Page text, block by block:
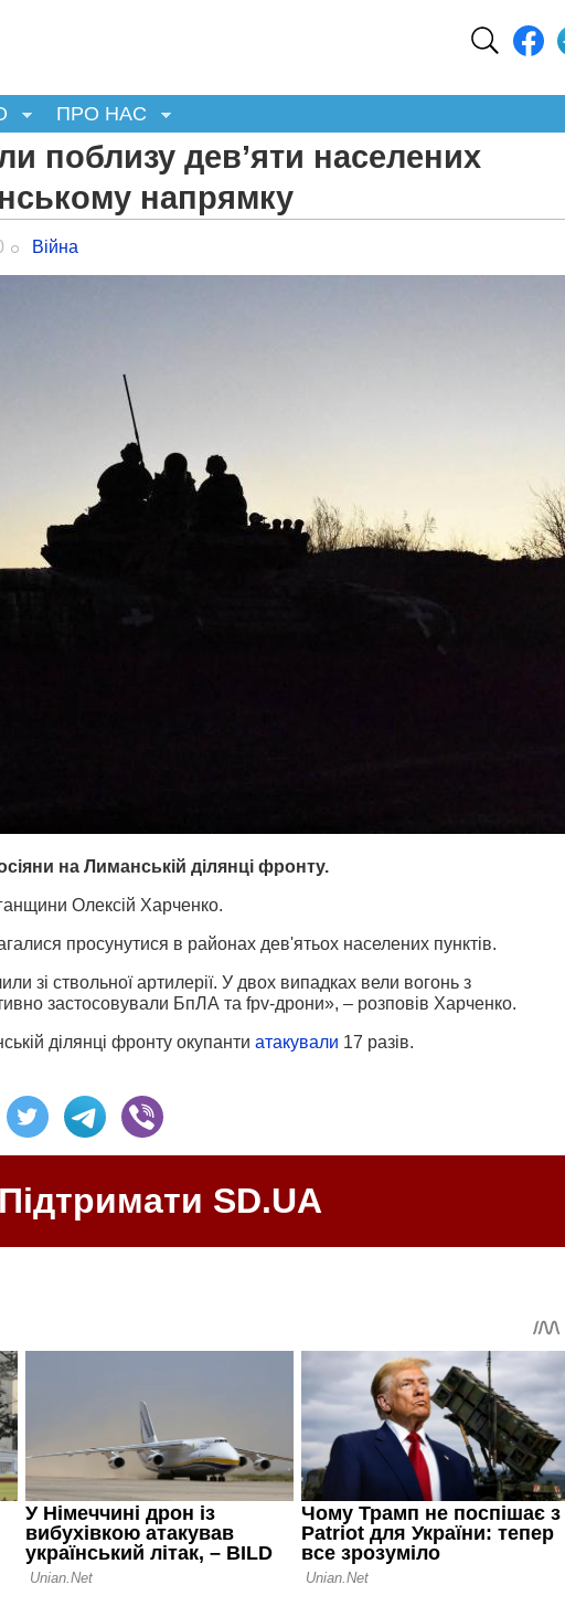
ПРО НАС
поблизу дев’яти населених
напрямку
Війна
на Лиманській ділянці фронту.
Олексій Харченко.
просунутися в районах дев'ятьох населених пунктів.
зі ствольної артилерії. У двох випадках вели вогонь з
застосовували БпЛА та fpv-дрони», – розповів Харченко.
ділянці фронту окупанти атакували 17 разів.
Підтримати SD.UA